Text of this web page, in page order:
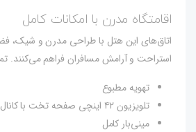
اقامتگاه مدرن با امکانات کامل
اتاق‌های این هتل با طراحی مدرن و شیک،
استراحت و آرامش مسافران فراهم می‌کنند.
تهویه مطبوع
تلویزیون ۴۲ اینچی صفحه تخت با کانال‌های ماهواره‌ای
مینی‌بار کامل